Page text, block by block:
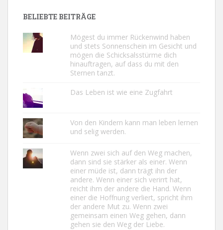
BELIEBTE BEITRÄGE
Mögest du immer Rückenwind haben
und stets Sonnenschein im Gesicht und
mögen die Schicksalsstürme dich
hinauftragen, auf dass du mit den
Sternen tanzt.
Das Leben ist wie eine Zugfahrt
Von den Kindern kann man leben lernen
und selig werden.
Wenn zwei sich auf den Weg machen,
dann sind sie stärker als einer. Wenn
einer müde ist, dann trägt ihn der
andere. Wenn einer sich verirrt hat,
reicht ihm der andere die Hand. Wenn
einer die Hoffnung verliert, spricht ihm
der andere Mut zu. Wenn zwei
gemeinsam einen Weg gehen, dann
gehen sie den Weg der Liebe.